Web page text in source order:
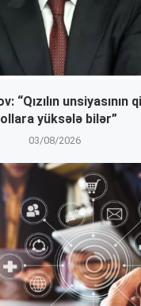
“Qızılın unsiyasının
yüksələ bilər”
03/08/2026